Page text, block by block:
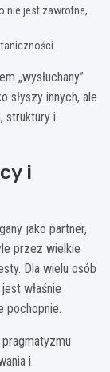
nie jest zawrotne,
„wysłuchany”
słyszy innych, ale
struktury i
i
jako partner,
przez wielkie
Dla wielu osób
właśnie
pochopnie.
i